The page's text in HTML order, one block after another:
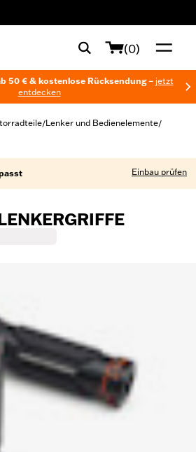
(0)
50 € & kostenlose Rücksendung – jetzt
entdecken
/Lenker und Bedienelemente/
Einbau prüfen